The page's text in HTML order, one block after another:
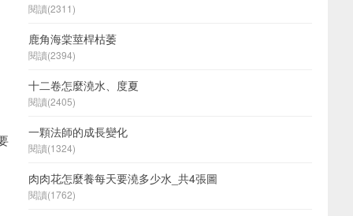
閱讀(2311)
鹿角海棠莖桿枯萎
閱讀(2394)
十二卷怎麼澆水、度夏
閱讀(2405)
一顆法師的成長變化
閱讀(1324)
肉肉花怎麼養每天要澆多少水_共4張圖
閱讀(1762)